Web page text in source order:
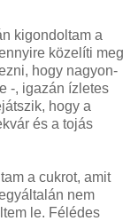
kigondoltam a
közelíti meg
hogy nagyon-
-, igazán ízletes
hogy a
és a tojás
a cukrot, amit
nem
le. Félédes